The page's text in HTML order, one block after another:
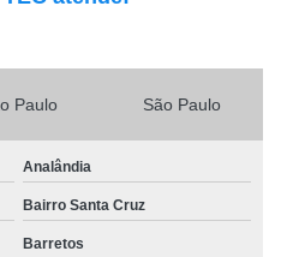
Paulo São Paulo
Analândia
Bairro Santa Cruz
Barretos